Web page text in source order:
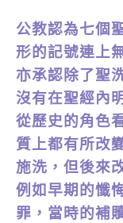
公教認為七個
形的記號連上
亦承認除了聖
沒有在聖經內
從歷史的角色
質上都有所改
施洗，但後來
例如早期的懺
罪，當時的補